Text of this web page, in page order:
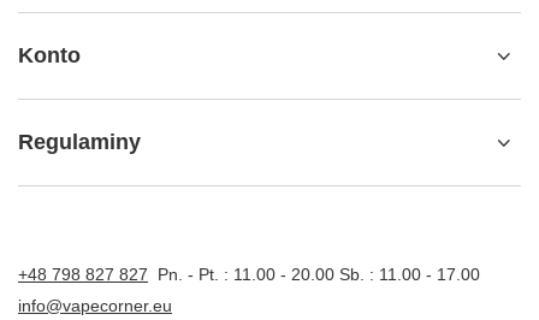
Konto
Regulaminy
+48 798 827 827
Pn. - Pt. : 11.00 - 20.00 Sb. : 11.00 - 17.00
info@vapecorner.eu